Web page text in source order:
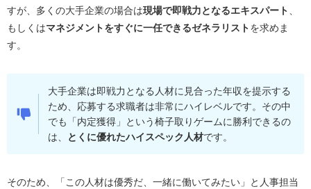
すが、多くの大手企業の場合は現場で即戦力となるエキスパート
もしくはマネジメントをすぐに一任できるゼネラリストを求めま
す。
大手企業は即戦力となる人材に見合った年収を提示する
ため、応募する求職者は非常にハイレベルです。その中
でも「内定獲得」という椅子取りゲームに勝利できるの
は、 とくに優れたハイスペック人材です。
そのため、「この人材は優秀だ、一緒に働いてみたい」と人事担当